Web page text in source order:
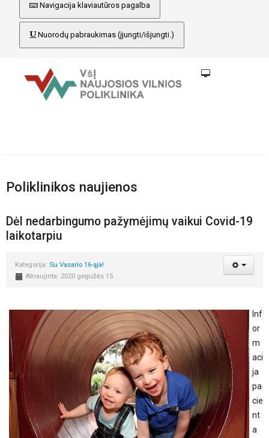
Navigacija klaviautūros pagalba
Nuorodų pabraukimas (įjungti/išjungti.)
Poliklinikos naujienos
Dėl nedarbingumo pažymėjimų vaikui Covid-19
laikotarpiu
Kategorija: Su Vasario 16-ąja!
Atnaujinta: 2020 gegužės 15
Inf
or
m
aci
ja
pa
cie
nt
a